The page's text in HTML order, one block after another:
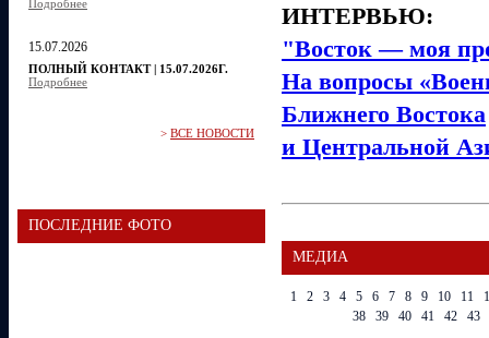
Подробнее
15.07.2026
ПОЛНЫЙ КОНТАКТ | 15.07.2026Г.
Подробнее
> ВСЕ НОВОСТИ
ПОСЛЕДНИЕ ФОТО
ИНТЕРВЬЮ:
"Восток — моя
На вопросы
Ближнего Востока
и Центральной
МЕДИА
1 2 3 4 5 6 7 8 9 10 11
38
39 40 41 42 43